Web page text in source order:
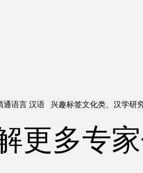
通语言 汉语 兴趣标签文化类、汉学研
更多专